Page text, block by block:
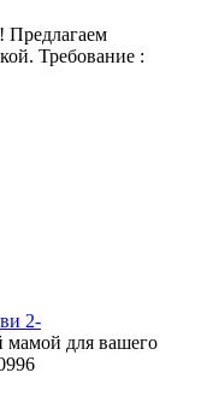
Требование :
2-
мамой для вашего